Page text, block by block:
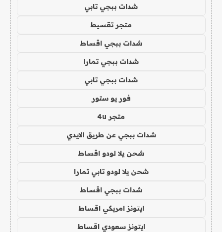
شدات ببجي تابي
متجر تقسيط
شدات ببجي اقساط
شدات ببجي تمارا
شدات ببجي تابي
فور يو ستور
متجر 4u
شدات ببجي عن طريق الايدي
شحن يلا لودو اقساط
شحن يلا لودو تابي تمارا
شدات ببجي اقساط
ايتونز امريكي اقساط
ايتونز سعودي اقساط